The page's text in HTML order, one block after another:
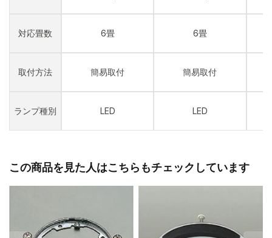
対応畳数
取付方法
ランプ種別
6畳
簡易取付
LED
6畳
簡易取付
LED
この商品を見た人はこちらもチェックしています